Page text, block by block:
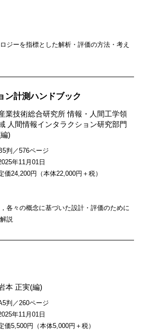
ジーを指標とした解析・評価の方法・考え
ン計測ハンドブック
業技術総合研究所 情報・人間工学領
人間情報インタラクション研究部門
)
判／576ページ
年11月01日
価24,200円（本体22,000円＋税）
各々の概念に基づいた設計・評価のために
説
本 正実(編)
判／260ページ
年11月01日
価5,500円（本体5,000円＋税）